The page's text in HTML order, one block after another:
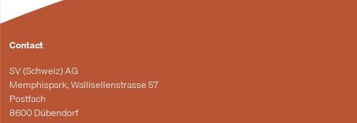
Contact
SV (Schweiz) AG
Memphispark, Wallisellenstrasse 57
Postfach
8600 Dübendorf